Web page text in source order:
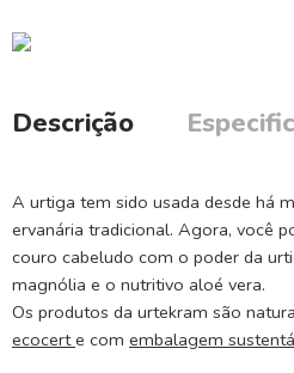
Descrição
A urtiga tem sido usada desde há
ervanária tradicional. Agora, você
couro cabeludo com o poder da
magnólia e o nutritivo aloé vera.
Os produtos da urtekram são
ecocerte com embalagem